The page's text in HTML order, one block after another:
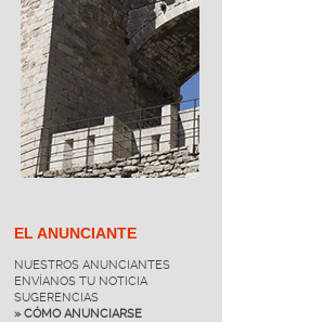
EL ANUNCIANTE
NUESTROS ANUNCIANTES
ENVÍANOS TU NOTICIA
SUGERENCIAS
» CÓMO ANUNCIARSE